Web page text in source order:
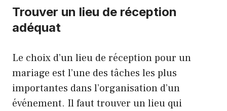
Trouver un lieu de réception
adéquat
Le choix d’un lieu de réception pour un
mariage est l’une des tâches les plus
importantes dans l’organisation d’un
événement. Il faut trouver un lieu qui